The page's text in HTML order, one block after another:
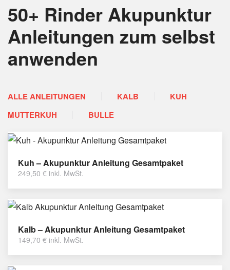
50+ Rinder Akupunktur
Anleitungen zum selbst
anwenden
ALLE ANLEITUNGEN KALB
KUH
MUTTERKUH
BULLE
Kuh – Akupunktur Anleitung Gesamtpaket
249,50 € inkl. MwSt.
Kalb – Akupunktur Anleitung Gesamtpaket
149,70 € inkl. MwSt.